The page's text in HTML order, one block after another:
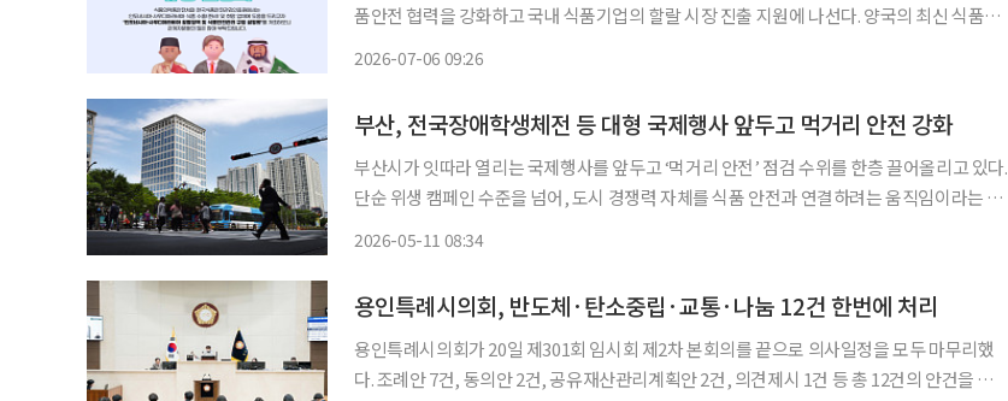
품안전 협력을 강화하고 국내 식품기업의 할랄 시장 진출 지원에 나선다. 양국의 최신 식품안
2026-07-06 09:26
부산, 전국장애학생체전 등 대형 국제행사 앞두고 먹거리 안전 강화
부산시가 잇따라 열리는 국제행사를 앞두고 ‘먹거리 안전’ 점검 수위를 한층 끌어올리고 있다.
단순 위생 캠페인 수준을 넘어, 도시 경쟁력 자체를 식품 안전과 연결하려는 움직임이라는 평
2026-05-11 08:34
용인특례시의회, 반도체·탄소중립·교통·나눔 12건 한번에 처리
용인특례시의회가 20일 제301회 임시회 제2차 본회의를 끝으로 의사일정을 모두 마무리했
다. 조례안 7건, 동의안 2건, 공유재산관리계획안 2건, 의견제시 1건 등 총 12건의 안건을 처